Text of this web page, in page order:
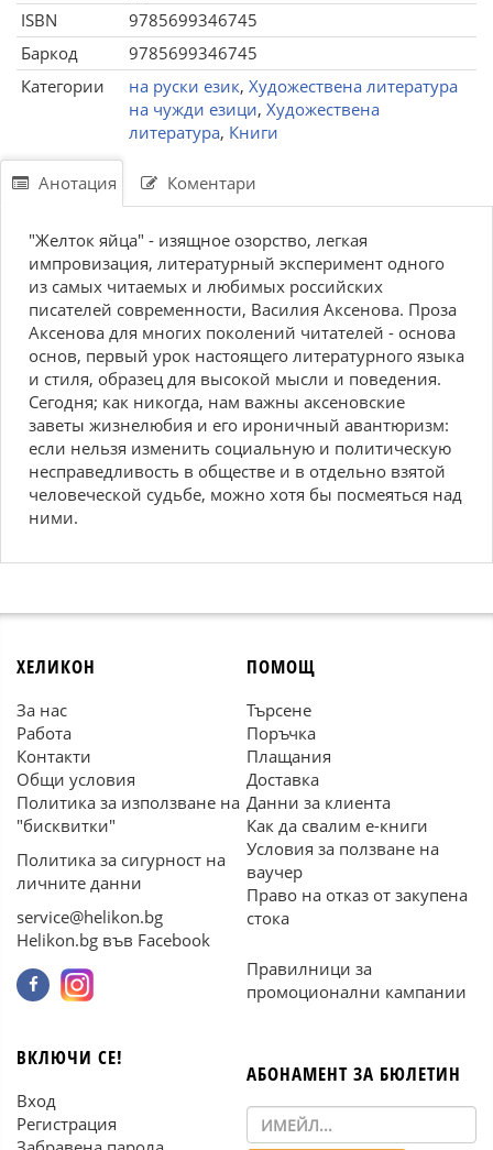
ISBN
9785699346745
Баркод
9785699346745
Категории
на руски език, Художествена литература
на чужди езици, Художествена
литература, Книги
Анотация Коментари
"Желток яйца" - изящное озорство, легкая
импровизация, литературный эксперимент одного
из самых читаемых и любимых российских
писателей современности, Василия Аксенова. Проза
Аксенова для многих поколений читателей - основа
основ, первый урок настоящего литературного языка
и стиля, образец для высокой мысли и поведения.
Сегодня; как никогда, нам важны аксеновские
заветы жизнелюбия и его ироничный авантюризм:
если нельзя изменить социальную и политическую
несправедливость в обществе и в отдельно взятой
человеческой судьбе, можно хотя бы посмеяться над
ними.
ХЕЛИКОН
За нас
Работа
Контакти
Общи условия
Политика за използване на
"бисквитки"
Политика за сигурност на
личните данни
service@helikon.bg
Helikon.bg във Facebook
ПОМОЩ
Търсене
Поръчка
Плащания
Доставка
Данни за клиента
Как да свалим е-книги
Условия за ползване на
ваучер
Право на отказ от закупена
стока
Правилници за
промоционални кампании
ВКЛЮЧИ СЕ!
Вход
Регистрация
АБОНАМЕНТ ЗА БЮЛЕТИН